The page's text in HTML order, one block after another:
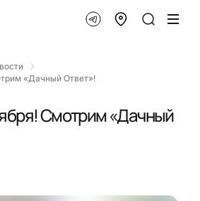
«Дачный Ответ»!
Смотрим «Дачный